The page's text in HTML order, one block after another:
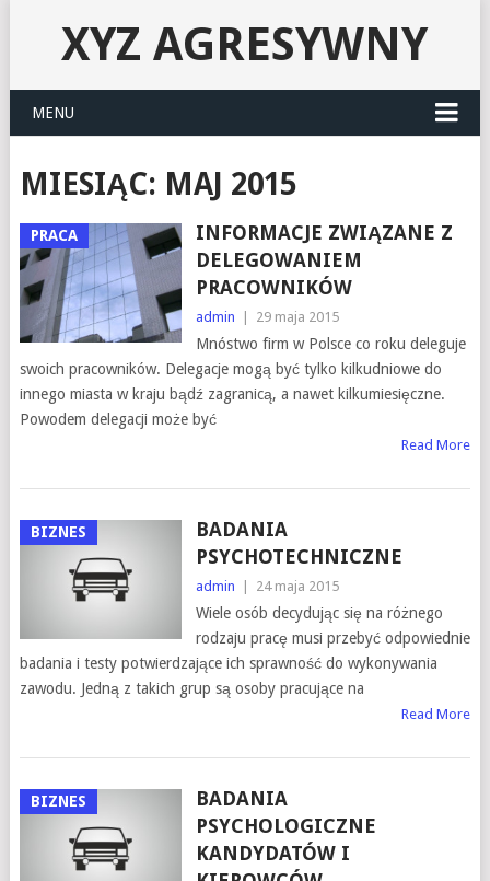
XYZ AGRESYWNY
MENU
MIESIĄC: MAJ 2015
PRACA
INFORMACJE ZWIĄZANE Z
DELEGOWANIEM
PRACOWNIKÓW
admin 29 maja 2015
Mnóstwo firm w Polsce co roku deleguje
swoich pracowników. Delegacje mogą być tylko kilkudniowe do
innego miasta w kraju bądź zagranicą, a nawet kilkumiesięczne.
Powodem delegacji może być
Read More
BIZNES
BADANIA
PSYCHOTECHNICZNE
admin 24 maja 2015
Wiele osób decydując się na różnego
rodzaju pracę musi przebyć odpowiednie
badania i testy potwierdzające ich sprawność do wykonywania
zawodu. Jedną z takich grup są osoby pracujące na
Read More
BIZNES
BADANIA
PSYCHOLOGICZNE
KANDYDATÓW I